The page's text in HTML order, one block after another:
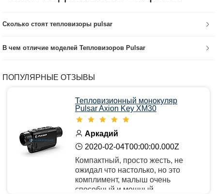
Сколько стоят тепловизоры pulsar
В чем отличие моделей Тепловизоров Pulsar
ПОПУЛЯРНЫЕ ОТЗЫВЫ
Тепловизионный монокуляр
Pulsar Axion Key XM30
Аркадий
2020-02-04T00:00:00.000Z
Компактный, просто жесть, не
ожидал что настолько, но это
комплимент, малыш очень
способный и мощный.